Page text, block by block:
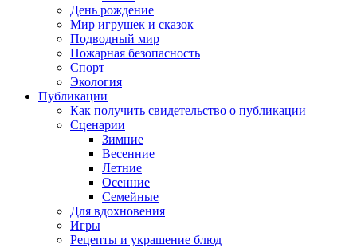
День рождение
Мир игрушек и сказок
Подводный мир
Пожарная безопасность
Спорт
Экология
Публикации
Как получить свидетельство о публикации
Сценарии
Зимние
Весенние
Летние
Осенние
Семейные
Для вдохновения
Игры
Рецепты и украшение блюд